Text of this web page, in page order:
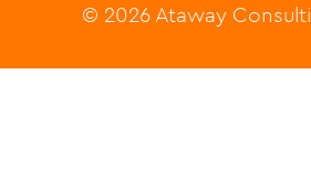
© 2026 Ataway